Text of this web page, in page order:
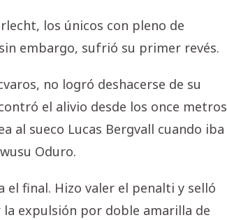
los únicos con pleno de
embargo, sufrió su primer revés.
no logró deshacerse de su
el alivio desde los once metros
al sueco Lucas Bergvall cuando iba
Oduro.
el final. Hizo valer el penalti y selló
expulsión por doble amarilla de